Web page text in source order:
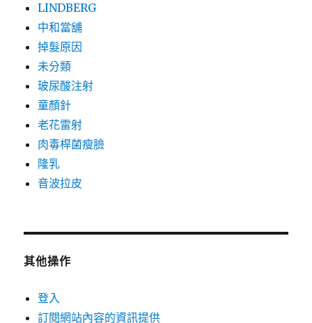
LINDBERG
中和當舖
掉髮原因
未分類
玻尿酸注射
童顏針
老花雷射
肉毒桿菌瘦臉
隆乳
音波拉皮
其他操作
登入
訂閱網站內容的資訊提供